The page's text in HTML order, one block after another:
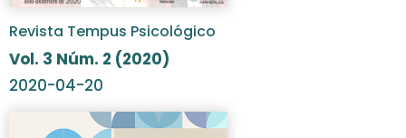
Revista Tempus Psicológico
Vol. 3 Núm. 2 (2020)
2020-04-20